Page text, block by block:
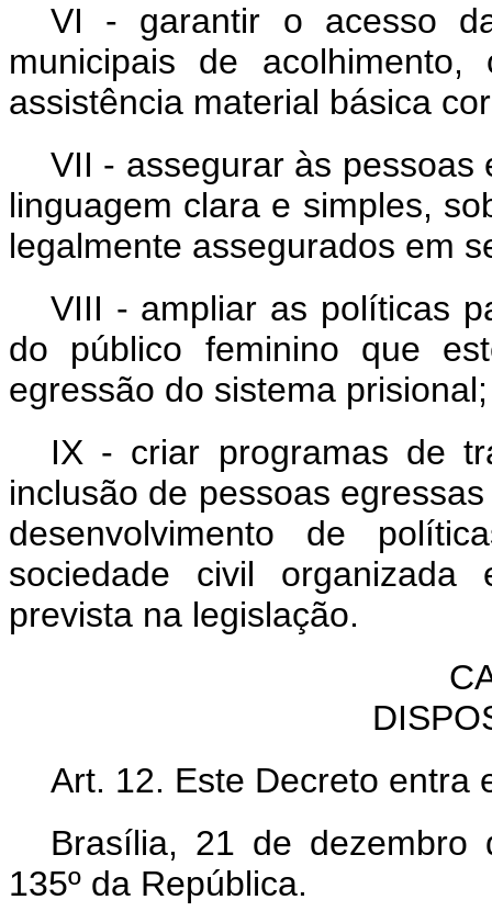
VI - garantir o acesso
municipais de
assistência material básica
VII - assegurar às
linguagem clara e simples,
legalmente assegurados em
VIII - ampliar as políticas
do público feminino que
egressão do sistema
IX - criar programas de
inclusão de pessoas
desenvolvimento de
sociedade civil
prevista na legislação.
Art. 12. Este Decreto entra
Brasília, 21 de dezembro
135º da República.